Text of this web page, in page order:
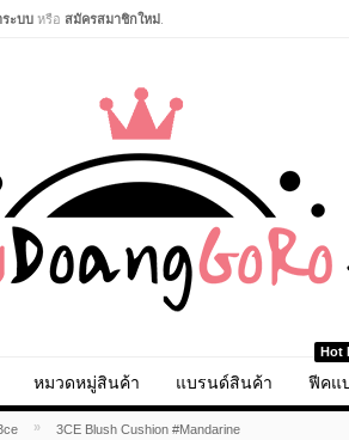
ระบบ หรือ สมัครสมาชิกใหม่
หมวดหมู่สินค้า แบรนด์สินค้า
Hot
ฟีคแ
» 3CE Blush Cushion #Mandarine